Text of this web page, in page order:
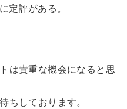
定評がある。
は貴重な機会になると思
ちしております。